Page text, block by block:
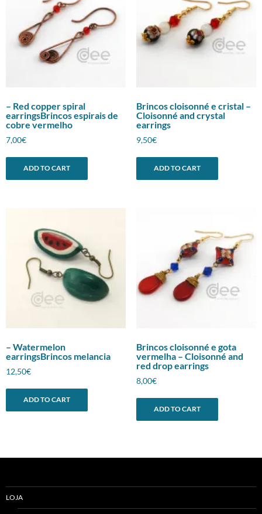
– Red copper spiral
earringsBrincos espirais de
cobre vermelho
7,00€
ADD TO CART
Brincos cloisonné e cristal –
Cloisonné and crystal
earrings
9,50€
ADD TO CART
– Watermelon
earringsBrincos melancia
12,50€
ADD TO CART
Brincos cloisonné e gota
vermelha – Cloisonné and
red drop earrings
8,00€
ADD TO CART
LOJA